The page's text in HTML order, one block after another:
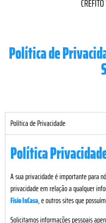
Política de
Política de Privacidade
Política
A sua privacidade é importante para
privacidade em relação a qualquer
Fisio InCasa, e outros sites que
Solicitamos informações pessoais